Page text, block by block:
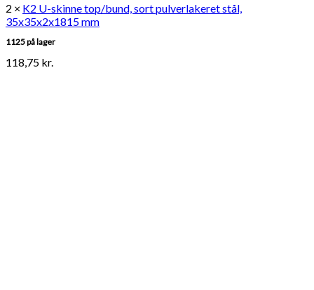
2 × K2 U-skinne top/bund, sort pulverlakeret stål,
35x35x2x1815 mm
1125 på lager
118,75 kr.